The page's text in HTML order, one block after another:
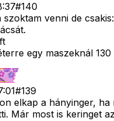
#140
szoktam venni de
egy maszeknál 130
#139
elkap a hányinger, ha
Már most is keringet